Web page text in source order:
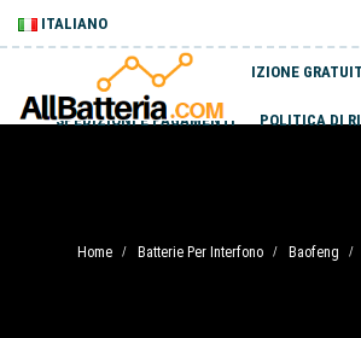
ITALIANO
SPEDIZIONE
SPEDIZIONI E PAGAMENTI POLITICA DI
Home / Batterie Per Interfono / Baofeng /